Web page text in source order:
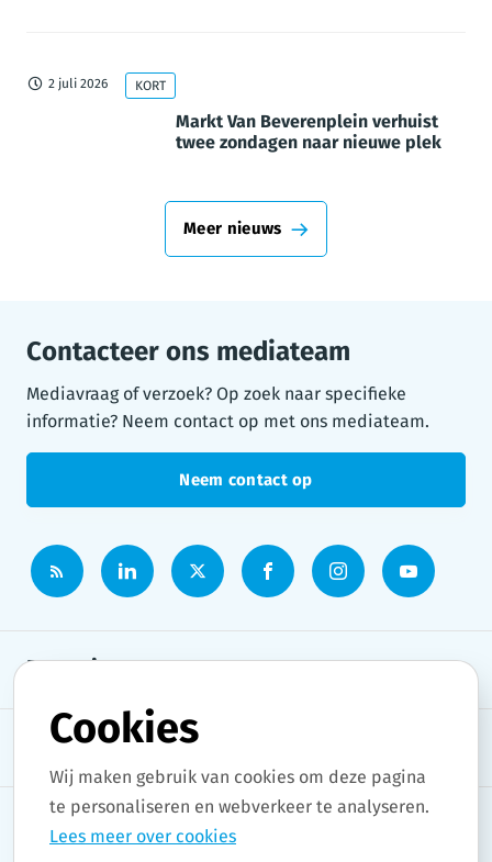
2 juli 2026 KORT
Markt Van Beverenplein verhuist
twee zondagen naar nieuwe plek
Meer nieuws
Contacteer ons mediateam
Mediavraag of verzoek? Op zoek naar specifieke
informatie? Neem contact op met ons mediateam.
Neem contact op
Persruimte
Onderwerpen
Copyright © 2026 Stad Gent. All rights reserved.
Cookies
Wij maken gebruik van cookies om deze pagina
te personaliseren en webverkeer te analyseren.
Lees meer over cookies